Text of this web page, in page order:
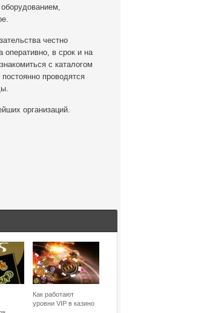
честно
в срок и на
с каталогом
проводятся
организаций.
Как работают
уровни VIP в казино